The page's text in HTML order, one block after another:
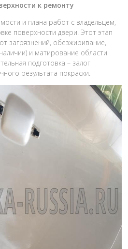
к ремонту
и плана работ с владельцем,
поверхности двери. Этот этап
загрязнений, обезжиривание,
и матирование области
подготовка – залог
результата покраски.